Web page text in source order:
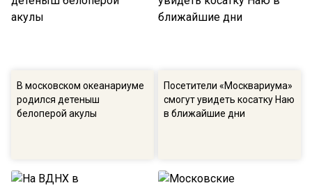
В московском океанариуме
родился детеныш
белоперой акулы
Посетители «Москвариума»
смогут увидеть косатку Наю
в ближайшие дни